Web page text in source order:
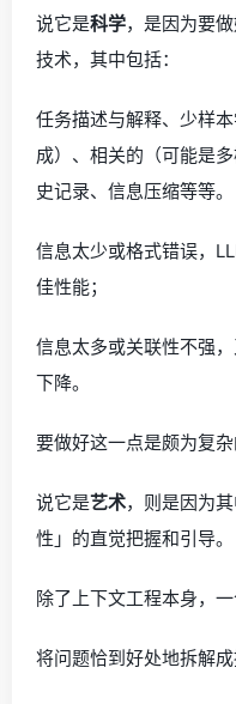
说它是科学，是因为要
技术，其中包括：
任务描述与解释、少样
成）、相关的（可能是
史记录、信息压缩等等。
信息太少或格式错误，
佳性能；
信息太多或关联性不强
下降。
要做好这一点是颇为复杂
说它是艺术，则是因为
性」的直觉把握和引导。
除了上下文工程本身，
将问题恰到好处地拆解